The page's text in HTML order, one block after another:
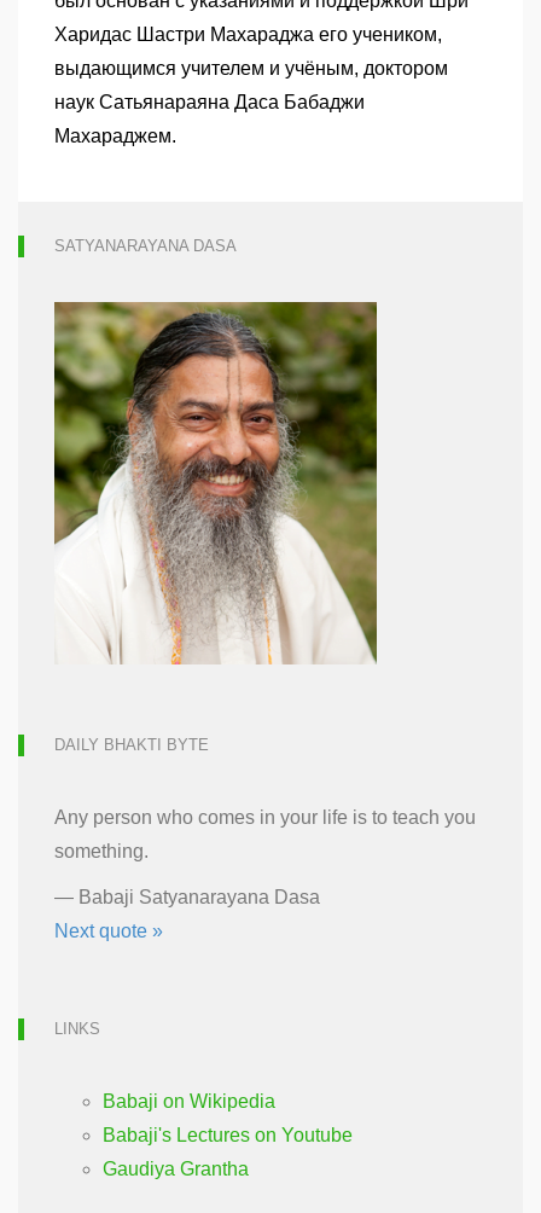
Харидас Шастри Махараджа его учеником,
выдающимся учителем и учёным, доктором
наук Сатьянараяна Даса Бабаджи
Махараджем.
SATYANARAYANA DASA
DAILY BHAKTI BYTE
Any person who comes in your life is to teach you
something.
— Babaji Satyanarayana Dasa
Next quote »
LINKS
Babaji on Wikipedia
Babaji's Lectures on Youtube
Gaudiya Grantha